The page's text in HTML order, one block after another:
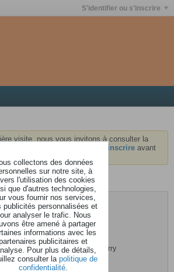
S'identifier ou s'inscrire
visite, nous vous invitons à consulter la
inscrire avant
messages.
activité: Aujourd'hui, 19h32
16 février 2018
Saint-Fargeau-Ponthierry
collectons des données
sur notre site, à
l'utilisation des cookies
que d'autres technologies,
vous fournir nos services,
publicités personnalisées et
analyser le trafic. Nous
être amené à partager
informations avec les
publicitaires et
Pour plus de détails,
consulter la politique de
confidentialité